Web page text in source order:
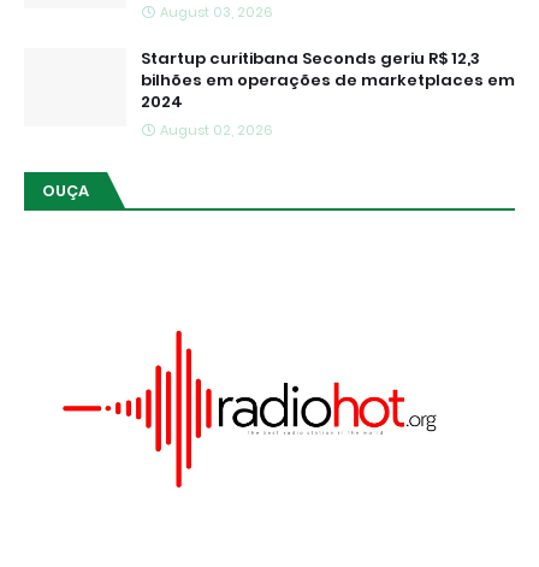
August 03, 2026
Startup curitibana Seconds geriu R$ 12,3
bilhões em operações de marketplaces em
2024
August 02, 2026
OUÇA